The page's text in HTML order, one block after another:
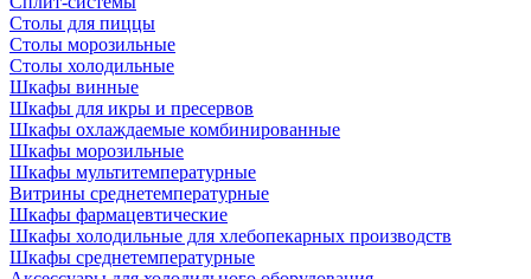
Столы для пиццы
Столы морозильные
Столы холодильные
Шкафы винные
Шкафы для икры и пресервов
Шкафы охлаждаемые комбинированные
Шкафы морозильные
Шкафы мультитемпературные
Витрины среднетемпературные
Шкафы фармацевтические
Шкафы холодильные для хлебопекарных производств
Шкафы среднетемпературные